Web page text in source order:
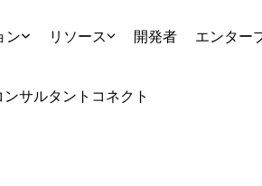
ン リソース 開発者 エンター
ンサルタント コネクト